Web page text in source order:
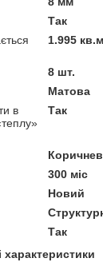
Так
1.995 кв.м
8 шт.
Матова
в
Так
300 міс
Новий
Так